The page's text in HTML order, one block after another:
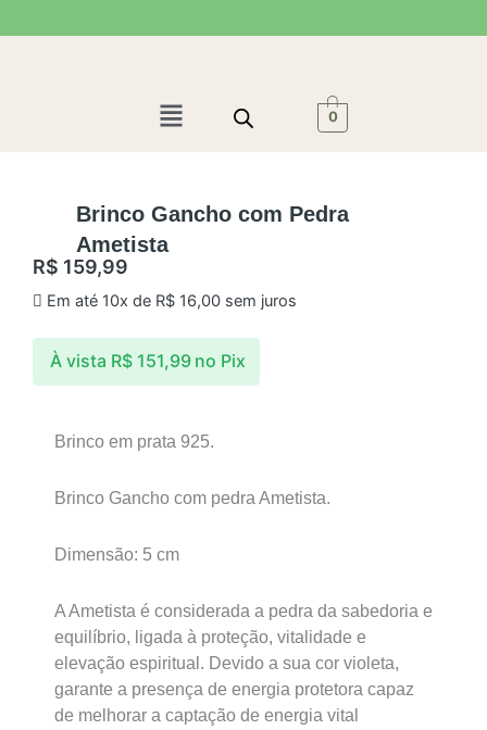
para
Menu 0
Brinco Gancho com Pedra
Ametista
R$ 159,99
Em até 10x de R$16,00sem juros
À vista R$151,99 no Pix
Brinco em prata 925.
Brinco Gancho com pedra Ametista.
Dimensão: 5 cm
A Ametista é considerada a pedra da sabedoria e
equilíbrio, ligada à proteção, vitalidade e
elevação espiritual. Devido a sua cor violeta,
garante a presença de energia protetora capaz
de melhorar a captação de energia vital